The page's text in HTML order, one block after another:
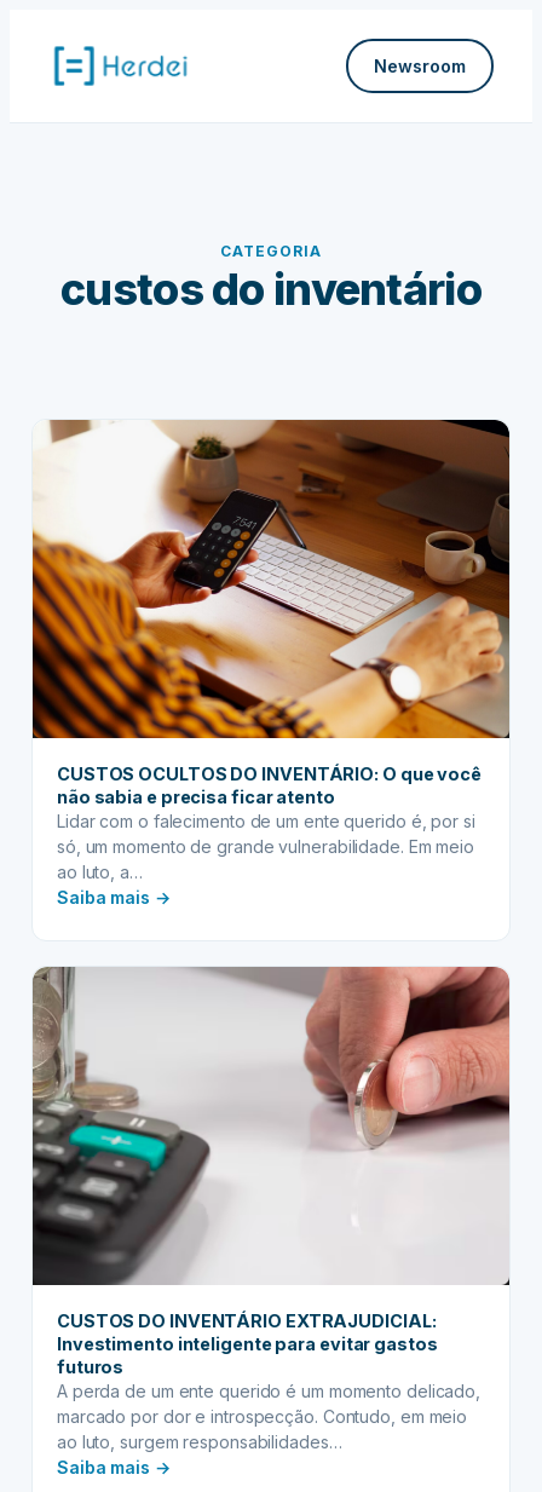
Newsroom
CATEGORIA
custos do inventário
CUSTOS OCULTOS DO INVENTÁRIO: O que você
não sabia e precisa ficar atento
Lidar com o falecimento de um ente querido é, por si
só, um momento de grande vulnerabilidade. Em meio
ao luto, a…
Saiba mais →:
DO
sabia
e
precisa
ficar
CUSTOS DO INVENTÁRIO EXTRAJUDICIAL:
Investimento inteligente para evitar gastos
futuros
A perda de um ente querido é um momento delicado,
marcado por dor e introspecção. Contudo, em meio
ao luto, surgem responsabilidades…
Saiba mais →: